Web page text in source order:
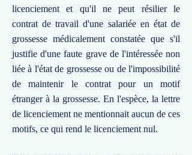
licenciement et qu'il ne peut résilier le
contrat de travail d'une salariée en état de
grossesse médicalement constatée que s'il
justifie d'une faute grave de l'intéressée non
liée à l'état de grossesse ou de l'impossibilité
de maintenir le contrat pour un motif
étranger à la grossesse. En l'espèce, la lettre
de licenciement ne mentionnait aucun de ces
motifs, ce qui rend le licenciement nul.